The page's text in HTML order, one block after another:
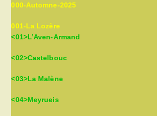
000-Automne-2025
001-La Lozère
<01>L’Aven-Armand
<02>Castelbouc
<03>La Malène
<04>Meyrueis